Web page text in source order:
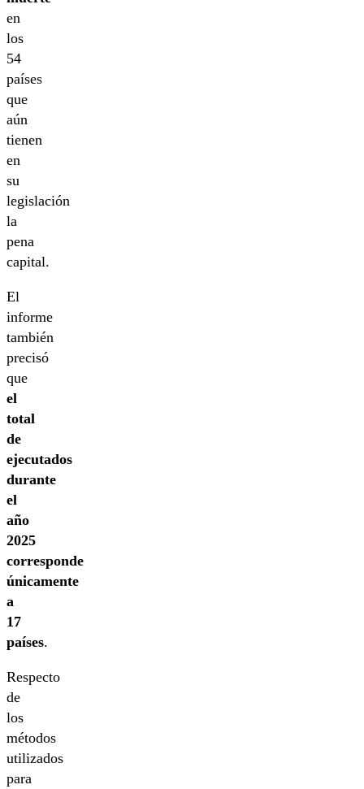
en
los
54
países
que
aún
tienen
en
su
legislación
la
pena
capital.
El
informe
también
precisó
que
el
total
de
ejecutados
durante
el
año
2025
corresponde
únicamente
a
17
países.
Respecto
de
los
métodos
utilizados
para